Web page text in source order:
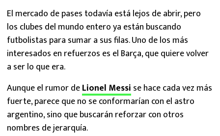
El mercado de pases todavía está lejos de abrir, pero
los clubes del mundo entero ya están buscando
futbolistas para sumar a sus filas. Uno de los más
interesados en refuerzos es el Barça, que quiere volver
a ser lo que era.
Aunque el rumor deLionel Messi se hace cada vez más
fuerte, parece que no se conformarían con el astro
argentino, sino que buscarán reforzar con otros
nombres de jerarquía.